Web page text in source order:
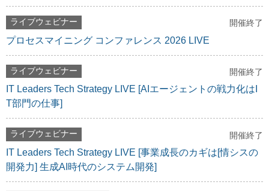
ライブウェビナー 開催終了
プロセスマイニング コンファレンス 2026 LIVE
ライブウェビナー 開催終了
IT Leaders Tech Strategy LIVE [AIエージェントの戦力化はI
T部門の仕事]
ライブウェビナー 開催終了
IT Leaders Tech Strategy LIVE [事業成長のカギは[情シスの
開発力] 生成AI時代のシステム開発]